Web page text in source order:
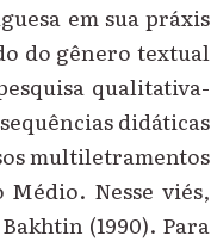
em sua práxis
do gênero textual
qualitativa-
didáticas
multiletramentos
Nesse viés,
(1990). Para